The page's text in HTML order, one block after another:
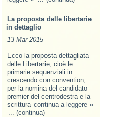
La proposta delle libertarie
in dettaglio
13 Mar 2015
Ecco la proposta dettagliata
delle Libertarie, cioè le
primarie sequenziali in
crescendo con convention,
per la nomina del candidato
premier del centrodestra e la
scrittura continua a leggere »
... (continua)